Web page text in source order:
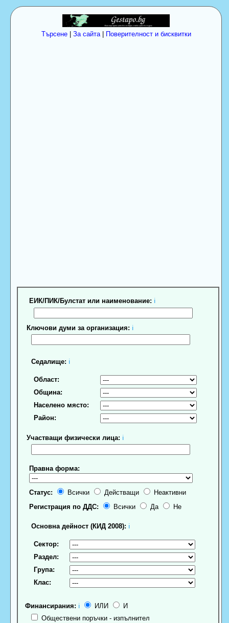
Търсене| За сайта| Поверителност и бисквитки
ЕИК/ПИК/Булстат или наименование: ℹ
Ключови думи за организация: ℹ
Седалище: ℹ
Област:
Община:
Населено място:
Район:
Участващи физически лица: ℹ
Правна форма:
Статус: Всички Действащи
Неактивни
Регистрация по ДДС:
Всички Да Не
Основна дейност (КИД 2008): ℹ
Сектор:
Раздел:
Група:
Клас:
Финансирания: ℹ ИЛИ
И
Обществени поръчки - изпълнител